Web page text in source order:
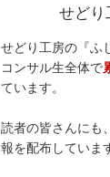
せどり
せどり工房の『ふ
コンサル生全体で
ています。
読者の皆さんにも
報を配布していま